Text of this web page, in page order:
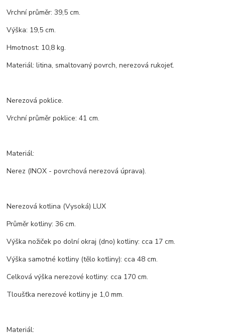
Vrchní průměr: 39,5 cm.
Výška: 19,5 cm.
Hmotnost: 10,8 kg.
Materiál: litina, smaltovaný povrch, nerezová rukojeť.
Nerezová poklice.
Vrchní průměr poklice: 41 cm.
Materiál:
Nerez (INOX - povrchová nerezová úprava).
Nerezová kotlina (Vysoká) LUX
Průměr kotliny: 36 cm.
Výška nožiček po dolní okraj (dno) kotliny: cca 17 cm.
Výška samotné kotliny (tělo kotliny): cca 48 cm.
Celková výška nerezové kotliny: cca 170 cm.
Tloušťka nerezové kotliny je 1,0 mm.
Materiál: